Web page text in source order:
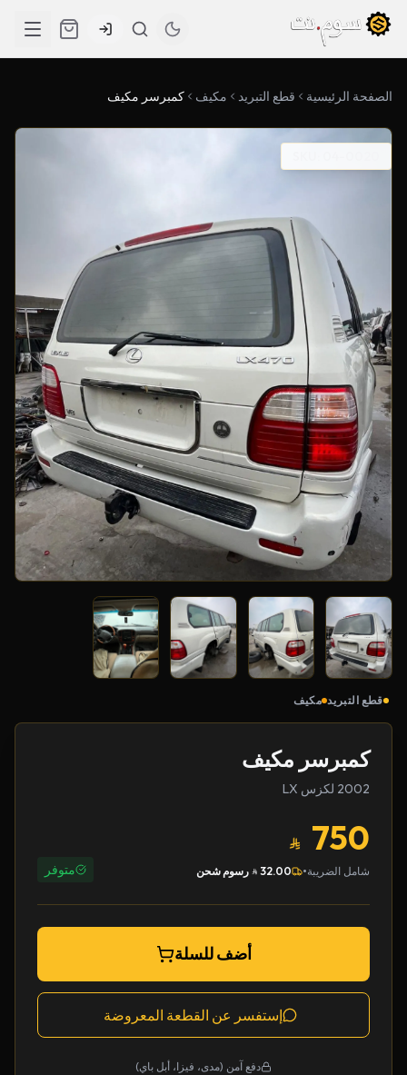
الصفحة الرئيسية قطع التبريد مكيف كمبرسر مكيف
قطع التبريد مكيف
كمبرسر مكيف
2002 لكزس LX
750
شامل الضريبة•
32.00 رسوم شحن متوفر
أضف للسلة
إستفسر عن القطعة المعروضة
دفع آمن (مدى، فيزا، أبل باي)